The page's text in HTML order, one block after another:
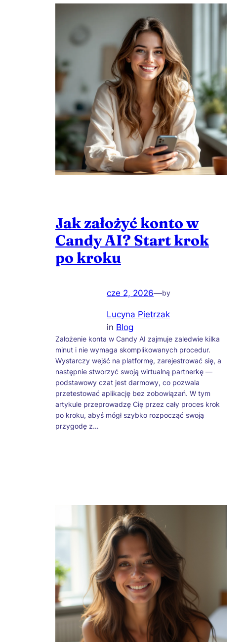
Jak założyć konto w
Candy AI? Start krok
po kroku
cze 2, 2026—by
Lucyna Pietrzak
in Blog
Założenie konta w Candy AI zajmuje zaledwie kilka
minut i nie wymaga skomplikowanych procedur.
Wystarczy wejść na platformę, zarejestrować się, a
następnie stworzyć swoją wirtualną partnerkę —
podstawowy czat jest darmowy, co pozwala
przetestować aplikację bez zobowiązań. W tym
artykule przeprowadzę Cię przez cały proces krok
po kroku, abyś mógł szybko rozpocząć swoją
przygodę z…